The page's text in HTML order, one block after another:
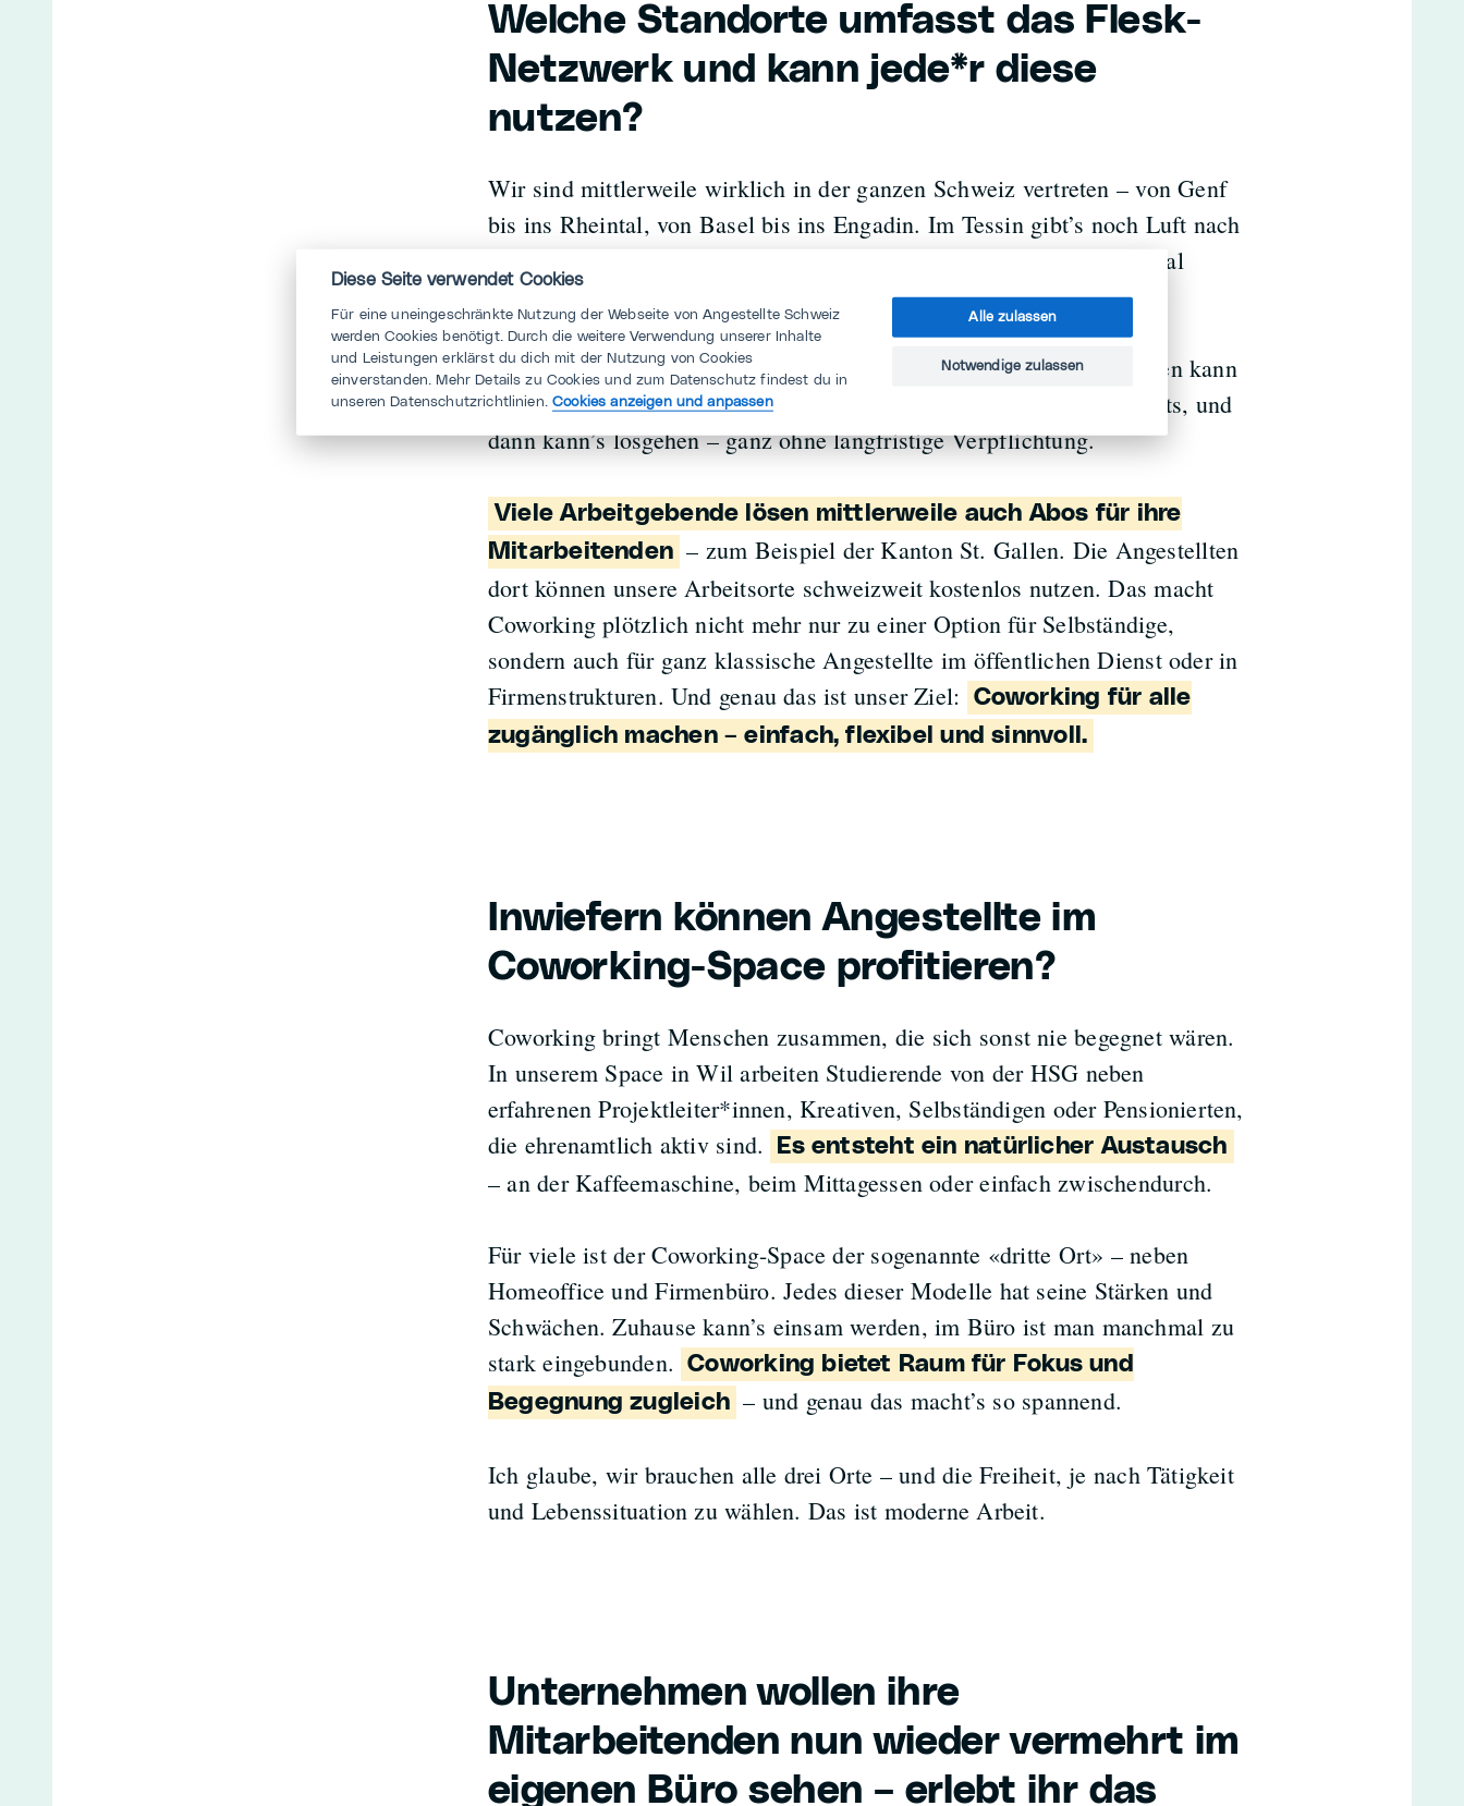
Welche Standorte umfasst das Flesk-
Netzwerk und kann jede*r diese
nutzen?
Wir sind mittlerweile wirklich in der ganzen Schweiz vertreten – von Genf
bis ins Rheintal, von Basel bis ins Engadin. Im Tessin gibt’s noch Luft nach
oben, aber gerade heute haben wir einen neuen Standort im Maggiatal
dazubekommen – das Netzwerk wächst laufend weiter.
Unsere App gibt’s auf Deutsch, Französisch und Englisch, und nutzen kann
sie grundsätzlich jede*r. Man meldet sich an, kauft im Voraus Credits, und
dann kann’s losgehen – ganz ohne langfristige Verpflichtung.
Viele Arbeitgebende lösen mittlerweile auch Abos für ihre
Mitarbeitenden – zum Beispiel der Kanton St. Gallen. Die Angestellten
dort können unsere Arbeitsorte schweizweit kostenlos nutzen. Das macht
Coworking plötzlich nicht mehr nur zu einer Option für Selbständige,
sondern auch für ganz klassische Angestellte im öffentlichen Dienst oder in
Firmenstrukturen. Und genau das ist unser Ziel:
Coworking für alle
zugänglich machen – einfach, flexibel und sinnvoll.
Inwiefern können Angestellte im
Coworking-Space profitieren?
Coworking bringt Menschen zusammen, die sich sonst nie begegnet wären.
In unserem Space in Wil arbeiten Studierende von der HSG neben
erfahrenen Projektleiter*innen, Kreativen, Selbständigen oder Pensionierten,
die ehrenamtlich aktiv sind.
Es entsteht ein natürlicher Austausch
– an der Kaffeemaschine, beim Mittagessen oder einfach zwischendurch.
Für viele ist der Coworking-Space der sogenannte «dritte Ort» – neben
Homeoffice und Firmenbüro. Jedes dieser Modelle hat seine Stärken und
Schwächen. Zuhause kann’s einsam werden, im Büro ist man manchmal zu
stark eingebunden.
Coworking bietet Raum für Fokus und
Begegnung zugleich – und genau das macht’s so spannend.
Ich glaube, wir brauchen alle drei Orte – und die Freiheit, je nach Tätigkeit
und Lebenssituation zu wählen. Das ist moderne Arbeit.
Unternehmen wollen ihre
Mitarbeitenden nun wieder vermehrt im
eigenen Büro sehen – erlebt ihr das
Diese Seite verwendet Cookies
Für eine uneingeschränkte Nutzung der Webseite von Angestellte Schweiz
werden Cookies benötigt. Durch die weitere Verwendung unserer Inhalte
und Leistungen erklärst du dich mit der Nutzung von Cookies
einverstanden. Mehr Details zu Cookies und zum Datenschutz findest du in
unseren Datenschutzrichtlinien.Cookies anzeigen und anpassen
Alle zulassen
Notwendige zulassen